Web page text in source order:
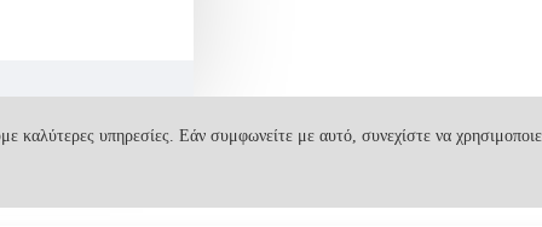
υπηρεσίες. Εάν συμφωνείτε με αυτό, συνεχίστε να